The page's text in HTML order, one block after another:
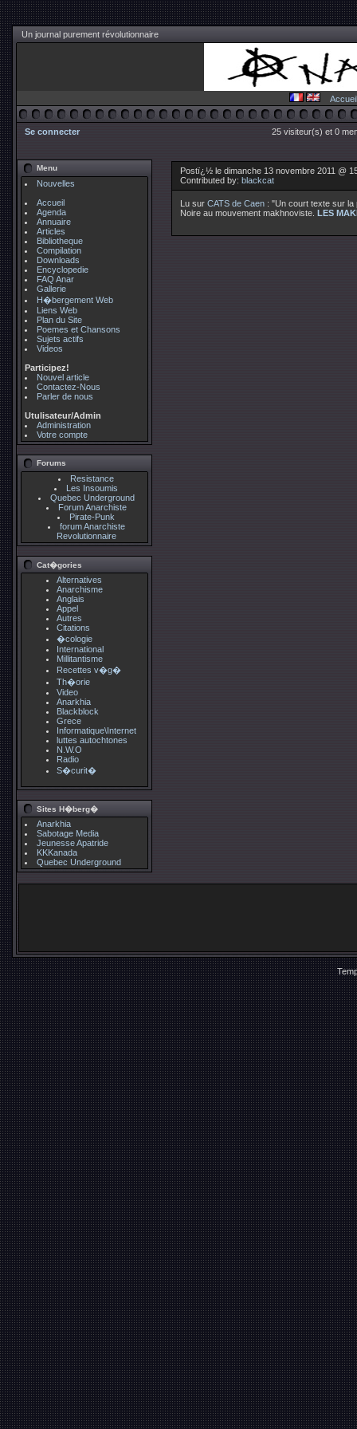
Un journal purement révolutionnaire
Accueil
Se connecter 25 visiteur(s) et 0
Menu
Nouvelles
Accueil
Agenda
Annuaire
Articles
Bibliotheque
Compilation
Downloads
Encyclopedie
FAQ Anar
Gallerie
H�bergement Web
Liens Web
Plan du Site
Poemes et Chansons
Sujets actifs
Videos
Participez!
Nouvel article
Contactez-Nous
Parler de nous
Utulisateur/Admin
Administration
Votre compte
Forums
Resistance
Les Insoumis
Quebec Underground
Forum Anarchiste
Pirate-Punk
forum Anarchiste
Revolutionnaire
Cat�gories
Alternatives
Anarchisme
Anglais
Appel
Autres
Citations
�cologie
International
Millitantisme
Recettes v�g�
Th�orie
Video
Anarkhia
Blackblock
Grece
Informatique\Internet
luttes autochtones
N.W.O
Radio
S�curit�
Sites H�berg�
Anarkhia
Sabotage Media
Jeunesse Apatride
KKKanada
Quebec Underground
Postï¿½ le dimanche 13 novembre 2011 @
Contributed by: blackcat
Lu sur CATS de Caen : "Un court texte sur la
Noire au mouvement makhnoviste. LES